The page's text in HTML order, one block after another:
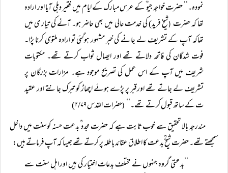
نمودہ۔‘‘ حضرت خواجہ جیو ؒ کے عرس مبارک کے ایام میں فقیر دہلی آیا اور ارادہ
تھا کہ حضرت (شیخ فرید) کی خدمت عالی میں بھی حاضر ہو۔ آنے کی تیار ی میں
تھاکہ آپ کے تشریف لے جانے کی خبر مشہور ہوگئی تو ارادہ ملتوی کرنا پڑا۔
فوت شدگان کی فاتحہ دلاتے تھے اور ایصال ثواب کرتے تھے۔ مکتوبات
شریف میں آپ کے اس عمل کی تصریح موجود ہے۔ مزارات بزرگان پر
تشریف لے جاتے تھے اورقبر پر پڑے ہوئے اچھاڑ کو تبرک جانتے اور عقید
ت کے ساتھ قبول کرتے تھے۔‘‘
(حضرات القدس ۲/۷۹)
مندرجہ بالا تحقیق سے خوب ثابت ہے کہ حضرت مجدد ؒ بدعت حسنہ کوسنت میں داخل
سمجھتے تھے۔ حضرت شیخؒ بدعت کا اطلاق عقائد باطلہ پر کرتے تھے جیسا کہ آپ فرماتے ہیں:
’’بدعتی گروہ جنہوں نے مختلف بدعات اختیار کی ہیں اور اہل سنت سے